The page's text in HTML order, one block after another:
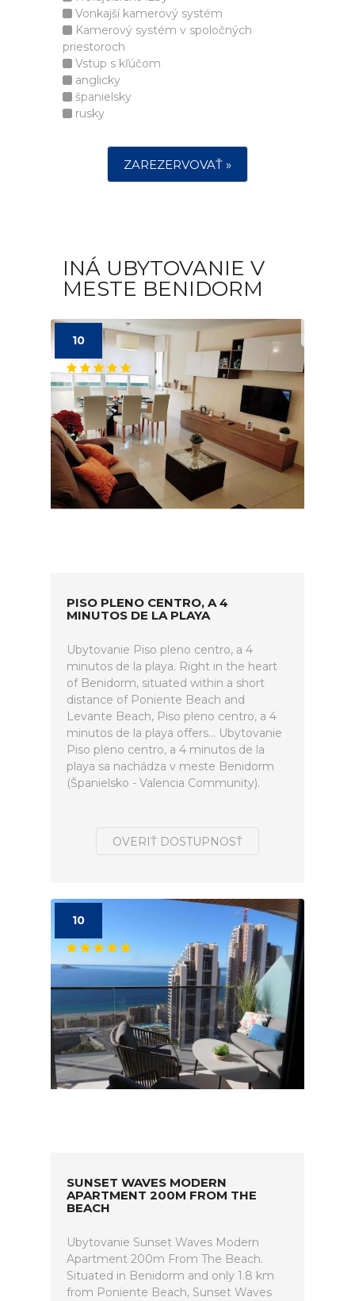
Vonkajší kamerový systém
Kamerový systém v spoločných
priestoroch
Vstup s kľúčom
anglicky
španielsky
rusky
ZAREZERVOVAŤ »
INÁ UBYTOVANIE V
MESTE BENIDORM
10
PISO PLENO CENTRO, A 4
MINUTOS DE LA PLAYA
Ubytovanie Piso pleno centro, a 4
minutos de la playa. Right in the heart
of Benidorm, situated within a short
distance of Poniente Beach and
Levante Beach, Piso pleno centro, a 4
minutos de la playa offers... Ubytovanie
Piso pleno centro, a 4 minutos de la
playa sa nachádza v meste Benidorm
(Španielsko - Valencia Community).
OVERIŤ DOSTUPNOSŤ
10
SUNSET WAVES MODERN
APARTMENT 200M FROM THE
BEACH
Ubytovanie Sunset Waves Modern
Apartment 200m From The Beach.
Situated in Benidorm and only 1.8 km
from Poniente Beach, Sunset Waves